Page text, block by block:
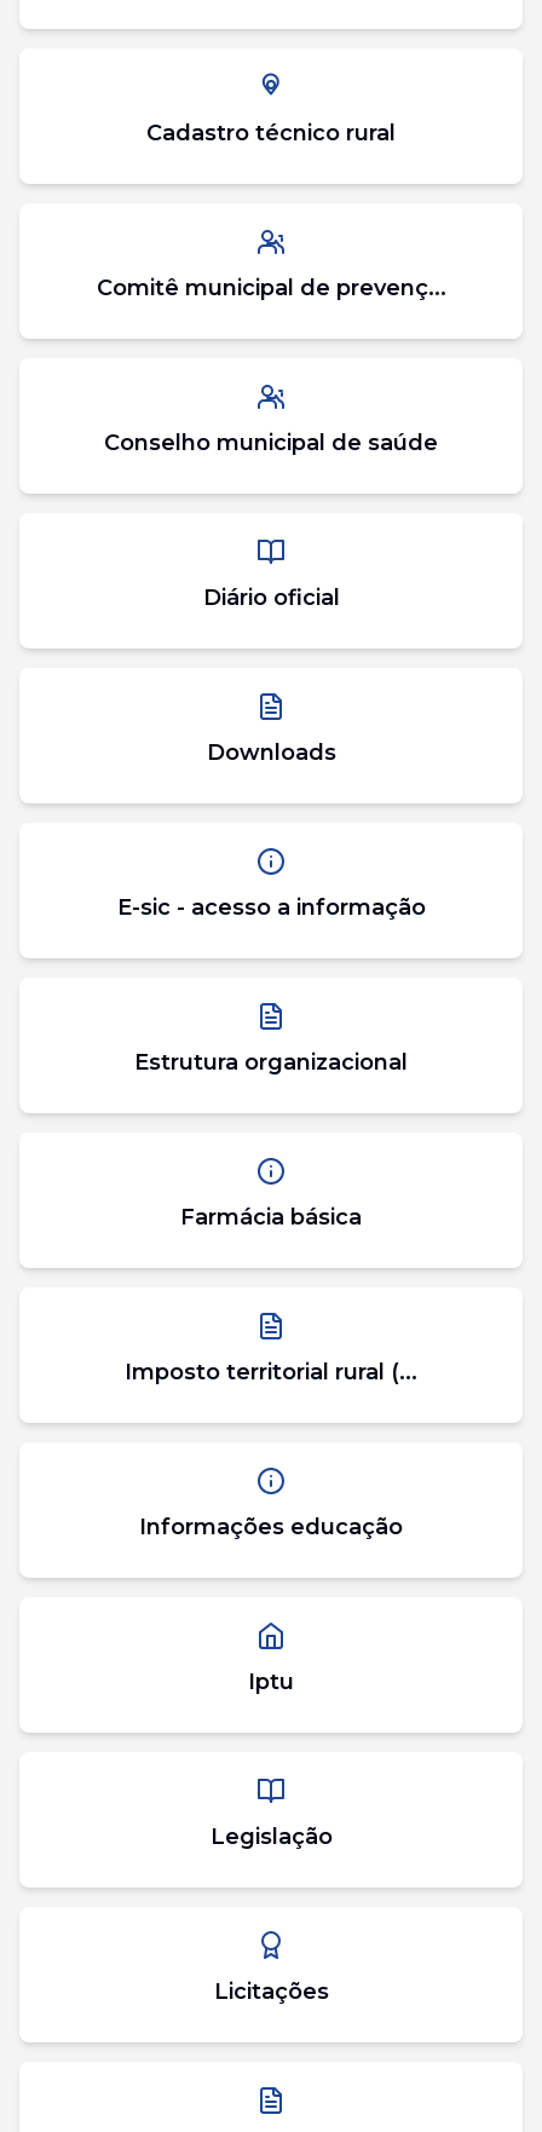
Cadastro técnico rural
Comitê municipal de prevenç...
Conselho municipal de saúde
Diário oficial
Downloads
E-sic - acesso a informação
Estrutura organizacional
Farmácia básica
Imposto territorial rural (...
Informações educação
Iptu
Legislação
Licitações